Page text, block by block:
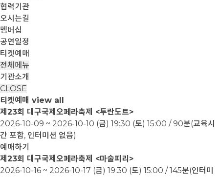
협력기관
오시는길
멤버십
공연일정
티켓예매
전체메뉴
기관소개
CLOSE
티켓예매 view all
제23회 대구국제오페라축제 <투란도트>
2026-10-09 ~ 2026-10-10 (금) 19:30 (토) 15:00 / 90분(교육시
간 포함, 인터미션 없음)
예매하기
제23회 대구국제오페라축제 <마술피리>
2026-10-16 ~ 2026-10-17 (금) 19:30 (토) 15:00 / 145분(인터미